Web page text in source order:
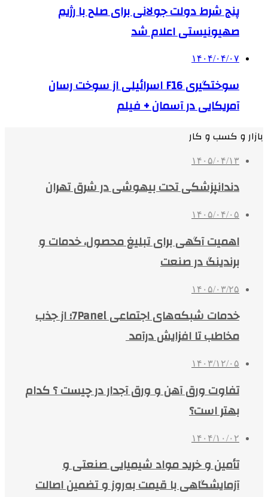
پنج شرط دولت جولانی برای صلح با رژیم
صهیونیستی اعلام شد
۱۴۰۴/۰۴/۰۷
سوختگیری F16 اسرائیلی از سوخت رسان
آمریکایی در آسمان + فیلم
بازار و کسب و کار
۱۴۰۵/۰۴/۱۳
دندانپزشکی تحت بیهوشی در شرق تهران
۱۴۰۵/۰۴/۰۵
اهمیت آگهی برای تبلیغ محصول، خدمات و
برندینگ در صنعت
۱۴۰۵/۰۳/۲۵
خدمات شبکه‌های اجتماعی 7Panel؛ از جذب
مخاطب تا افزایش درآمد
۱۴۰۳/۱۲/۰۵
تفاوت ورق آهن و ورق آجدار در چیست ؟ کدام
بهتر است؟
۱۴۰۴/۱۰/۰۲
تأمین و خرید مواد شیمیایی صنعتی و
آزمایشگاهی با قیمت به‌روز و تضمین اصالت